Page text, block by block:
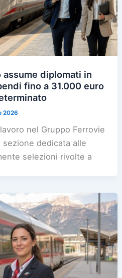
diplomati in
fino a 31.000 euro
2026
nel Gruppo Ferrovie
sezione dedicata alle
selezioni rivolte a